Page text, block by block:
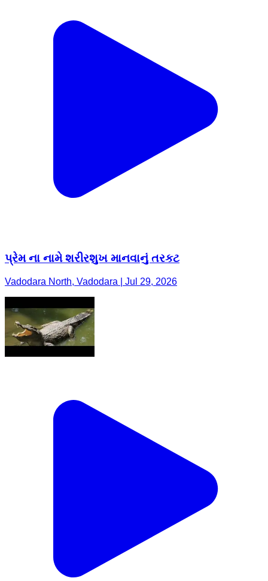
પ્રેમ ના નામે શરીરશુખ માનવાનું તરકટ
Vadodara North, Vadodara | Jul 29, 2026